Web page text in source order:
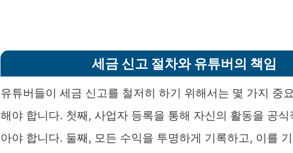
세금 신고 절차와 유튜버의 책임
유튜버들이 세금 신고를 철저히 하기 위해서는 몇 가지 중
해야 합니다. 첫째, 사업자 등록을 통해 자신의 활동을 공
아야 합니다. 둘째, 모든 수익을 투명하게 기록하고, 이를